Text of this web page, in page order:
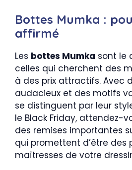
Bottes Mumka :
affirmé
Les bottes Mumka sont le
celles qui cherchent des
à des prix attractifs. Avec
audacieux et des motifs
se distinguent par leur
le Black Friday, attendez-
des remises importantes
qui promettent d’être des
maîtresses de votre